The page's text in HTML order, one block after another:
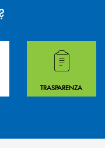
a te. &nbsp;
Hai bisogno di
TRASPARENZA